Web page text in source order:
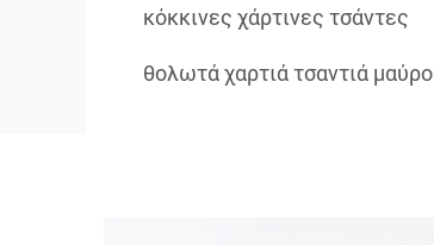
κόκκινες χάρτινες τσάντες
θολωτά χαρτιά τσαντιά